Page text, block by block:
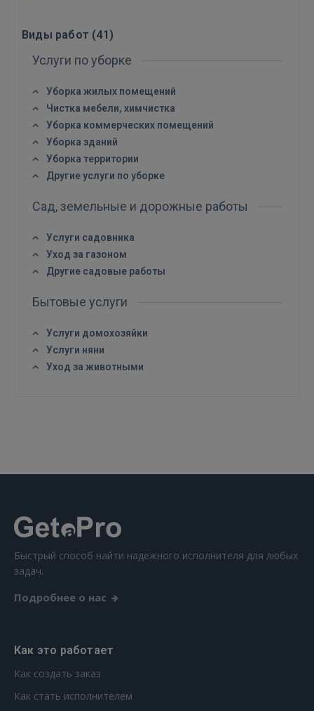
РЕГИСТРАЦИЯ
Виды работ (41)
Услуги по уборке
Уборка жилых помещений
Чистка мебели, химчистка
Уборка коммерческих помещений
Уборка зданий
Уборка территории
Другие услуги по уборке
Сад, земельные и дорожные работы
Услуги садовника
Уход за газоном
Другие садовые работы
Бытовые услуги
Услуги домохозяйки
Услуги няни
Уход за животными
Быстрый способ найти надежного исполнителя для любых
задач.
Подробнее о нас
Как это работает
Как создать заказ
Как стать исполнителем